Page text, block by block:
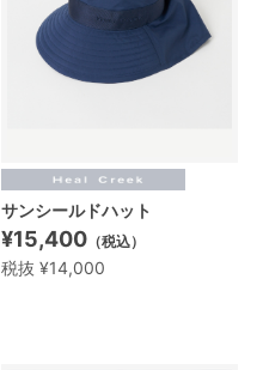
サンシールドハット
¥15,400 （税込）
税抜 ¥14,000